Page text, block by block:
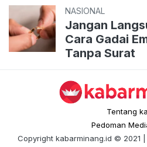
NASIONAL
Jangan
Cara Gadai
Tanpa Surat
Tentang
Pedoman
Copyright kabarminang.id © 2021 |